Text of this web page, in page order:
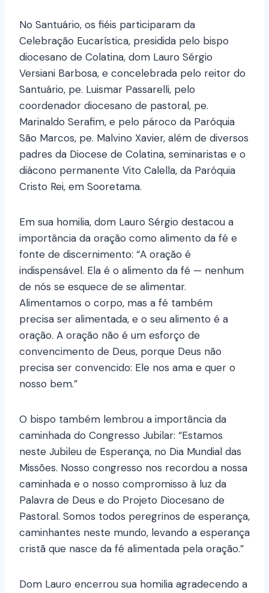
No Santuário, os fiéis participaram da
Celebração Eucarística, presidida pelo bispo
diocesano de Colatina, dom Lauro Sérgio
Versiani Barbosa, e concelebrada pelo reitor do
Santuário, pe. Luismar Passarelli, pelo
coordenador diocesano de pastoral, pe.
Marinaldo Serafim, e pelo pároco da Paróquia
São Marcos, pe. Malvino Xavier, além de diversos
padres da Diocese de Colatina, seminaristas e o
diácono permanente Vito Calella, da Paróquia
Cristo Rei, em Sooretama.
Em sua homilia, dom Lauro Sérgio destacou a
importância da oração como alimento da fé e
fonte de discernimento: “A oração é
indispensável. Ela é o alimento da fé — nenhum
de nós se esquece de se alimentar.
Alimentamos o corpo, mas a fé também
precisa ser alimentada, e o seu alimento é a
oração. A oração não é um esforço de
convencimento de Deus, porque Deus não
precisa ser convencido: Ele nos ama e quer o
nosso bem.”
O bispo também lembrou a importância da
caminhada do Congresso Jubilar: “Estamos
neste Jubileu de Esperança, no Dia Mundial das
Missões. Nosso congresso nos recordou a nossa
caminhada e o nosso compromisso à luz da
Palavra de Deus e do Projeto Diocesano de
Pastoral. Somos todos peregrinos de esperança,
caminhantes neste mundo, levando a esperança
cristã que nasce da fé alimentada pela oração.”
Dom Lauro encerrou sua homilia agradecendo a